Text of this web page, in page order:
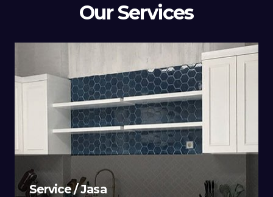
Our Services
Service / Jasa